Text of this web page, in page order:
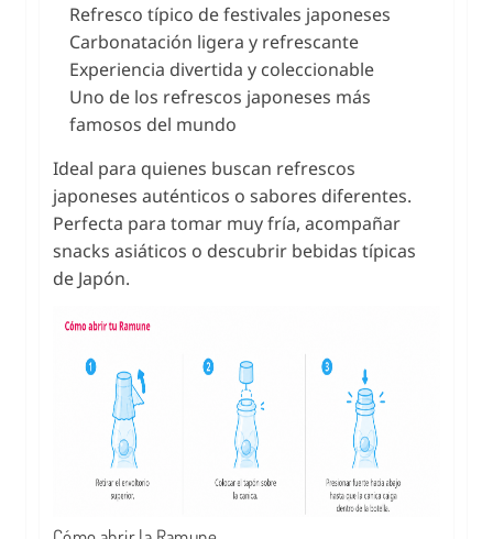
Refresco típico de festivales japoneses
Carbonatación ligera y refrescante
Experiencia divertida y coleccionable
Uno de los refrescos japoneses más
famosos del mundo
Ideal para quienes buscan refrescos
japoneses auténticos o sabores diferentes.
Perfecta para tomar muy fría, acompañar
snacks asiáticos o descubrir bebidas típicas
de Japón.